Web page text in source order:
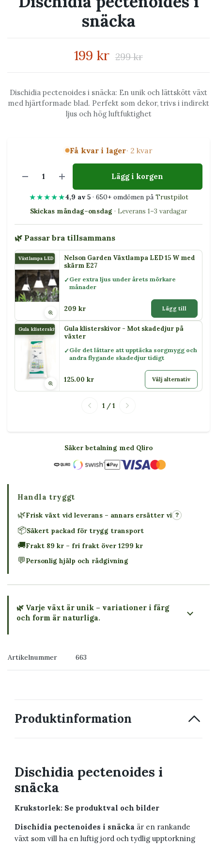
snäcka
199 kr 299 kr
Dischidia pectenoides i snäcka: En unik och lättskött växt
med hjärtformade blad. Perfekt som dekor, trivs i indirekt
ljus och hög luftfuktighet
Få kvar i lager· 2 kvar
Lägg i korgen
★★★★★4,9 av 5· 650+ omdömen på Trustpilot
Skickas måndag–onsdag · Leverans 1–3 vardagar
🌿 Passar bra tillsammans
Växtlampa LED 15 WNelson Garden Växtlampa LED 15 W med
skärm E27
Ger extra ljus under årets mörkare
månader
209 kr Lägg till
Gula klisterskivor
Gula klisterskivor - Mot skadedjur på
växter
Gör det lättare att upptäcka sorgmygg och
andra flygande skadedjur tidigt
125.00 kr Välj alternativ
1 / 1
Säker betalning med Qliro
Handla tryggt
🌿Frisk växt vid leverans – annars ersätter vi ?
📦Säkert packad för trygg transport
🚚Frakt 89 kr – fri frakt över 1299 kr
💬Personlig hjälp och rådgivning
🌿 Varje växt är unik – variationer i färg
och form är naturliga.
Artikelnummer 663
Produktinformation
Dischidia pectenoides i
snäcka
Krukstorlek: Se produktval och bilder
Dischidia pectenoides i snäcka är en rankande
växt som vill ha en luftig jord och tydlig upptorkning